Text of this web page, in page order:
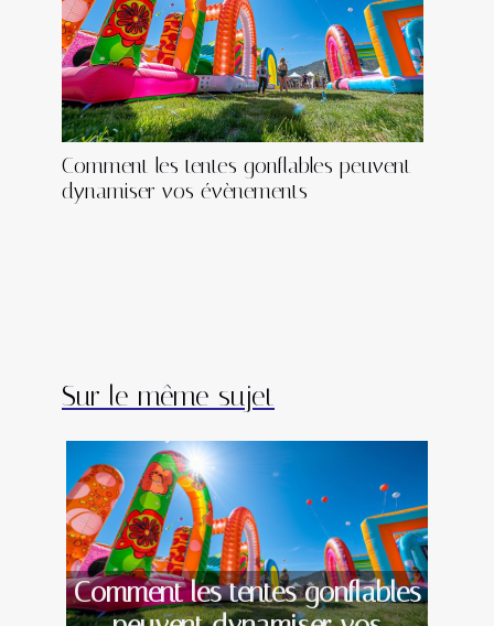
Comment les tentes gonflables peuvent
dynamiser vos évènements
Sur le même sujet
Comment les tentes gonflables